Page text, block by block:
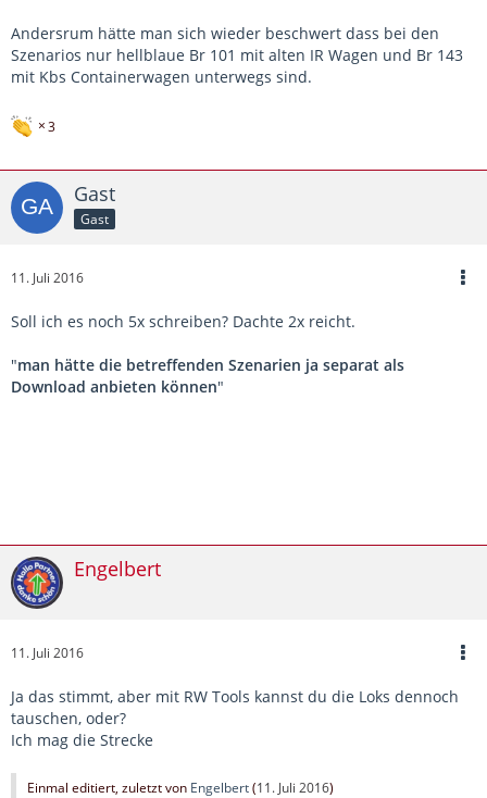
Andersrum hätte man sich wieder beschwert dass bei den
Szenarios nur hellblaue Br 101 mit alten IR Wagen und Br 143
mit Kbs Containerwagen unterwegs sind.
3
Gast
Gast
11. Juli 2016
Soll ich es noch 5x schreiben? Dachte 2x reicht.
"man hätte die betreffenden Szenarien ja separat als
Download anbieten können"
Engelbert
11. Juli 2016
Ja das stimmt, aber mit RW Tools kannst du die Loks dennoch
tauschen, oder?
Ich mag die Strecke
Einmal editiert, zuletzt von Engelbert(11. Juli 2016)